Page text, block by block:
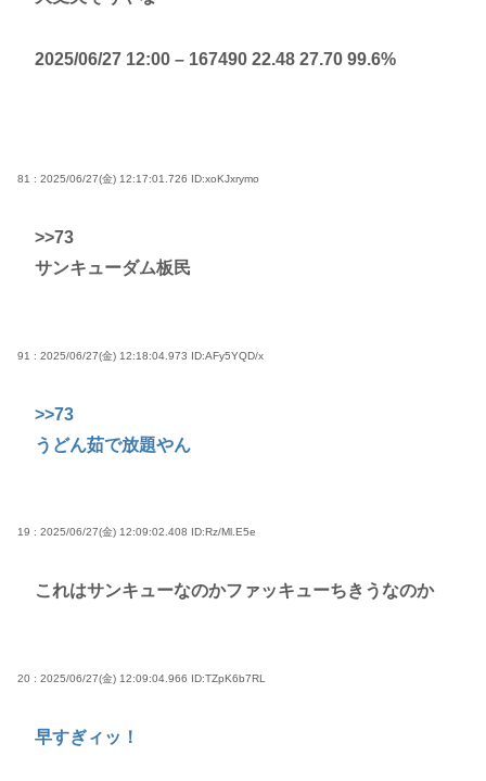
2025/06/27 12:00 – 167490 22.48 27.70 99.6%
81 : 2025/06/27(金) 12:17:01.726 ID:xoKJxrymo
>>73
サンキューダム板民
91 : 2025/06/27(金) 12:18:04.973 ID:AFy5YQD/x
>>73
うどん茹で放題やん
19 : 2025/06/27(金) 12:09:02.408 ID:Rz/Ml.E5e
これはサンキューなのかファッキューちきうなのか
20 : 2025/06/27(金) 12:09:04.966 ID:TZpK6b7RL
早すぎィッ！